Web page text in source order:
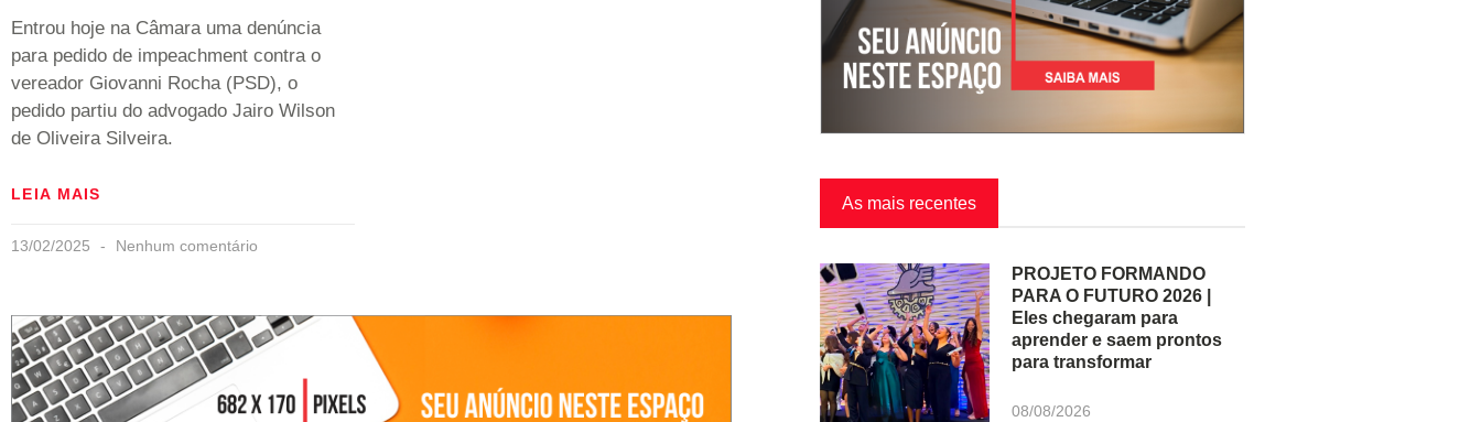
Entrou hoje na Câmara uma denúncia
para pedido de impeachment contra o
vereador Giovanni Rocha (PSD), o
pedido partiu do advogado Jairo Wilson
de Oliveira Silveira.
LEIA MAIS
13/02/2025 Nenhum comentário
As mais recentes
PROJETO FORMANDO
PARA O FUTURO 2026 |
Eles chegaram para
aprender e saem prontos
para transformar
08/08/2026